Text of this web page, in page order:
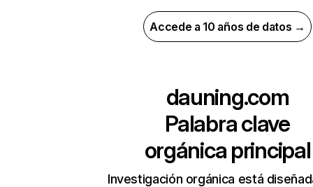
Accede a 10 años de datos →
dauning.com
Palabra clave
orgánica principal
Investigación orgánica está